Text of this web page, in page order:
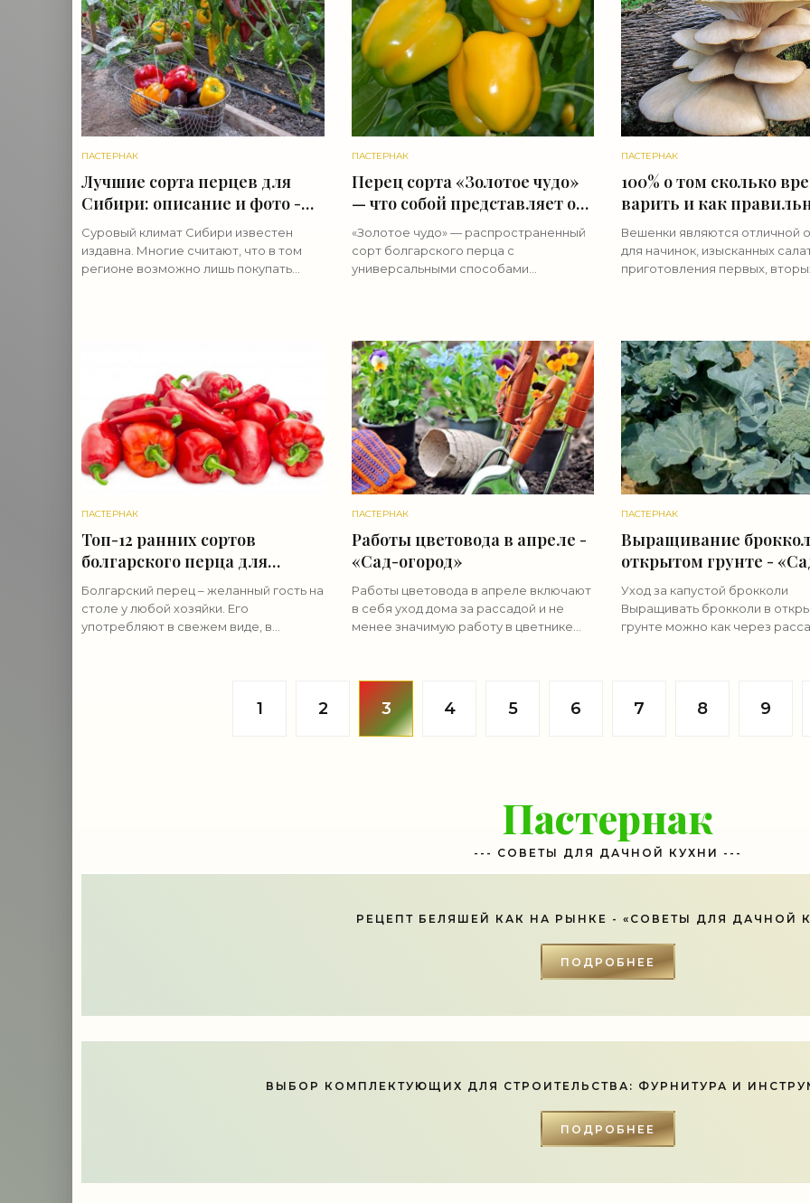
ПАСТЕРНАК
Лучшие сорта перцев для
Сибири: описание и фото -
«Овощи»
Суровый климат Сибири известен
издавна. Многие считают, что в том
регионе возможно лишь покупать
ПАСТЕРНАК
Перец сорта «Золотое чудо»
— что собой представляет от
А до Я - «Овощи»
«Золотое чудо» — распространенный
сорт болгарского перца с
универсальными способами
заболеваниям, которые присущи
ПАСТЕРНАК
100% о том сколько
варить и как
жарить грибы
«Овощи»
Вешенки являются отличной
для начинок, изысканных
приготовления первых,
ПАСТЕРНАК
Топ-12 ранних сортов
болгарского перца для
разных регионов - «Овощи»
Болгарский перец – желанный гость на
столе у любой хозяйки. Его
употребляют в свежем виде, в
ПАСТЕРНАК
Работы цветовода в апреле -
«Сад-огород»
Работы цветовода в апреле включают
в себя уход дома за рассадой и не
менее значимую работу в цветнике
ПАСТЕРНАК
Выращивание
открытом грунте -
огород»
Уход за капустой брокколи
Выращивать брокколи в
грунте можно как через
1 2 3 4 5 6 7 8 9
Пастернак
--- СОВЕТЫ ДЛЯ ДАЧНОЙ КУХНИ ---
РЕЦЕПТ БЕЛЯШЕЙ КАК НА РЫНКЕ - «СОВЕТЫ ДЛЯ ДАЧНОЙ
ПОДРОБНЕЕ
ВЫБОР КОМПЛЕКТУЮЩИХ ДЛЯ СТРОИТЕЛЬСТВА: ФУРНИТУРА И
ПОДРОБНЕЕ